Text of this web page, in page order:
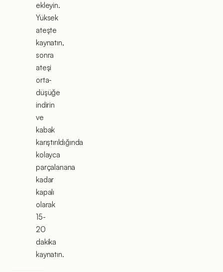
ekleyin.
Yüksek
ateşte
kaynatın,
sonra
ateşi
orta-
düşüğe
indirin
ve
kabak
karıştırıldığında
kolayca
parçalanana
kadar
kapalı
olarak
15-
20
dakika
kaynatın.